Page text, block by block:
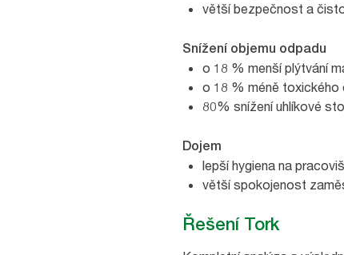
větší bezpečnost a
Snížení objemu odpadu
o 18 % menší plýtvání
o 18 % méně toxického
80% snížení uhlíkové
Dojem
lepší hygiena na
větší spokojenost
Řešení Tork